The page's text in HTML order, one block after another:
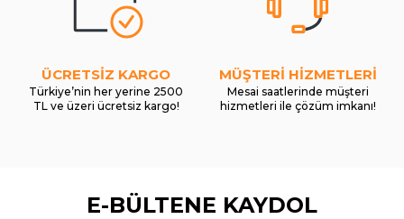
ÜCRETSİZ KARGO
Türkiye’nin her yerine 2500
TL ve üzeri ücretsiz kargo!
MÜŞTERİ HİZMETLERİ
Mesai saatlerinde müşteri
hizmetleri ile çözüm imkanı!
E-BÜLTENE KAYDOL